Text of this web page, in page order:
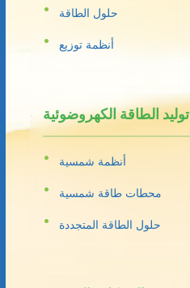
حلول الطاقة
أنظمة توزيع
توليد الطاقة الكهروضوئية
أنظمة شمسية
محطات طاقة شمسية
حلول الطاقة المتجددة